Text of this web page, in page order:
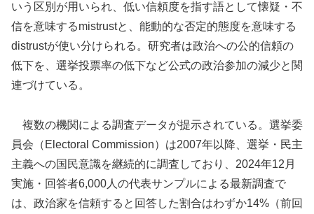
いう区別が用いられ、低い信頼度を指す語として懐疑・不
信を意味するmistrustと、能動的な否定的態度を意味する
distrustが使い分けられる。研究者は政治への公的信頼の
低下を、選挙投票率の低下など公式の政治参加の減少と関
連づけている。
複数の機関による調査データが提示されている。選挙委
員会（Electoral Commission）は2007年以降、選挙・民主
主義への国民意識を継続的に調査しており、2024年12月
実施・回答者6,000人の代表サンプルによる最新調査で
は、政治家を信頼すると回答した割合はわずか14%（前回